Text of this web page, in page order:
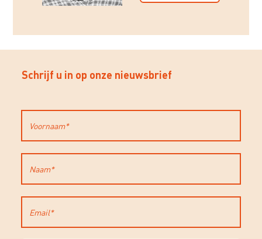
Schrijf u in op onze nieuwsbrief